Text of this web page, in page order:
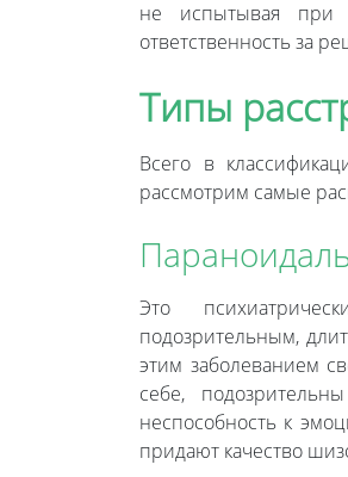
не испытывая при
ответственность за
Типы
Всего в
рассмотрим самые
Это
подозрительным,
этим заболеванием
себе,
неспособность к
придают качество